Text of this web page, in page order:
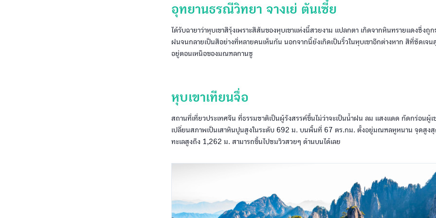
อุทยานธรณีวิทยา จางเย่ ตันเซี๋ย
ได้รับฉายาว่าหุบเขาสีรุ้งเพราะสีสันของหุบเขาแห่งนี้สวยงาม แปลกตา เกิดจากหินทรายแดงซึ่งถู
ฝนจนกลายเป็นสีอย่างที่หลายคนเห็นกัน นอกจากนี้ยังเกิดเป็นริ้วในหุบเขาอีกต่างหาก สีที่ชัดเจ
อยู่ตอนเหนือของมณฑลกานซู
หุบเขาเทียนจื่อ
สถานที่เที่ยวประเทศจีน ที่ธรรมชาติเป็นผู้รังสรรค์ขึ้นไม่ว่าจะเป็นน้ำฝน ลม แสงแดด กัดกร่อนผู้
เปลี่ยนสภาพเป็นเสาหินปูนสูงในระดับ 692 ม. บนพื้นที่ 67 ตร.กม. ตั้งอยู่มณฑลหูหนาน จุดสูงสุ
ทะเลสูงถึง 1,262 ม. สามารถขึ้นไปชมวิวสวยๆ ด้านบนได้เลย